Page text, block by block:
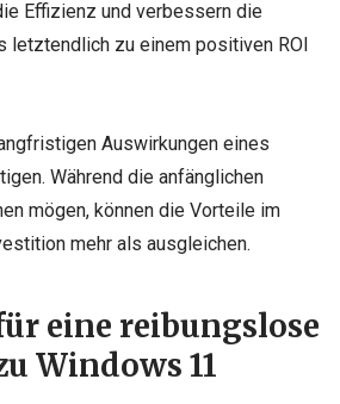
Effizienz und verbessern die
letztendlich zu einem positiven ROI
Auswirkungen eines
Während die anfänglichen
mögen, können die Vorteile im
mehr als ausgleichen.
eine reibungslose
Windows 11